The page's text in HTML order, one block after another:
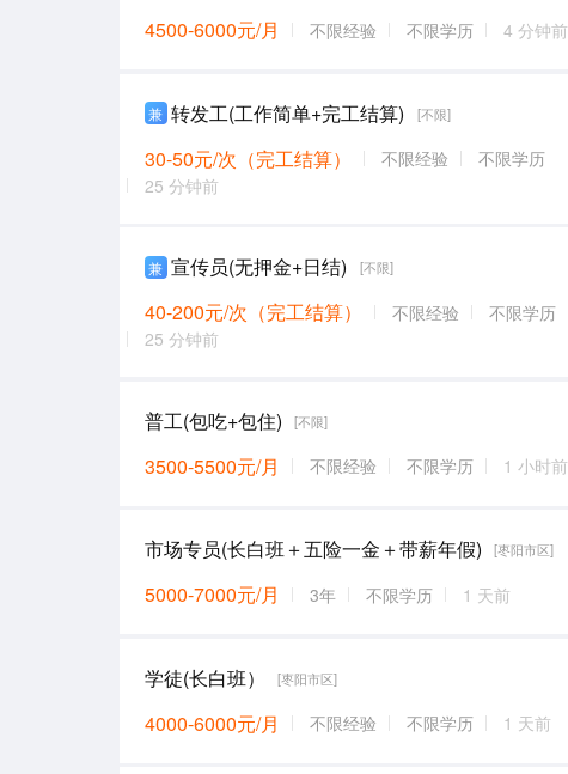
4500-6000元/月 不限经验 不限学历 4 分钟前
兼 转发工(工作简单+完工结算) [不限]
30-50元/次（完工结算） 不限经验
不限学历
25 分钟前
兼 宣传员(无押金+日结) [不限]
40-200元/次（完工结算） 不限经验
不限学历
25 分钟前
普工(包吃+包住) [不限]
3500-5500元/月 不限经验 不限学历 1 小时前
市场专员(长白班＋五险一金＋带薪年假) [枣阳市区]
5000-7000元/月 3年 不限学历 1 天前
学徒(长白班） [枣阳市区]
4000-6000元/月 不限经验 不限学历 1 天前